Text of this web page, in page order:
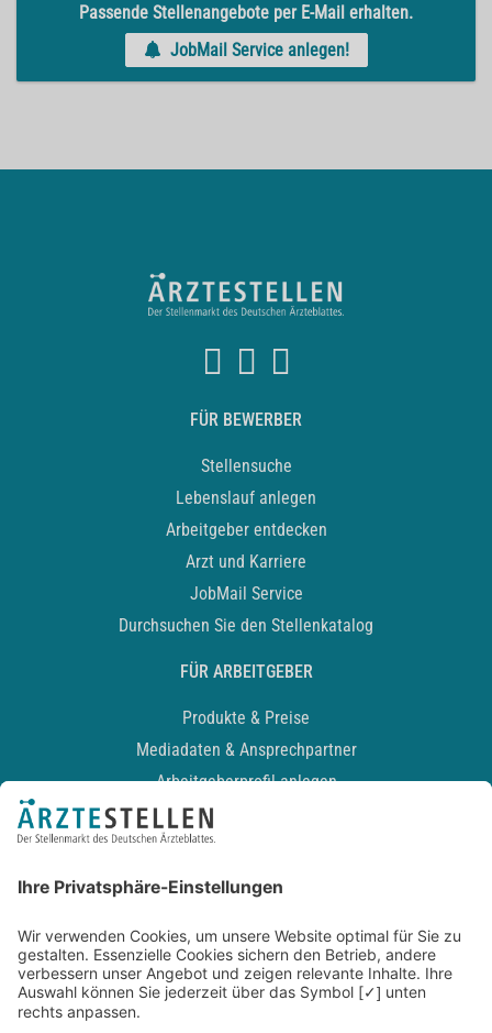
Passende Stellenangebote per E-Mail erhalten.
JobMail Service anlegen!
FÜR BEWERBER
Stellensuche
Lebenslauf anlegen
Arbeitgeber entdecken
Arzt und Karriere
JobMail Service
Durchsuchen Sie den Stellenkatalog
FÜR ARBEITGEBER
Produkte & Preise
Mediadaten & Ansprechpartner
Arbeitgeberprofil anlegen
Recruiting-Podcast
Kontakt
Datenschutz
Newsletter